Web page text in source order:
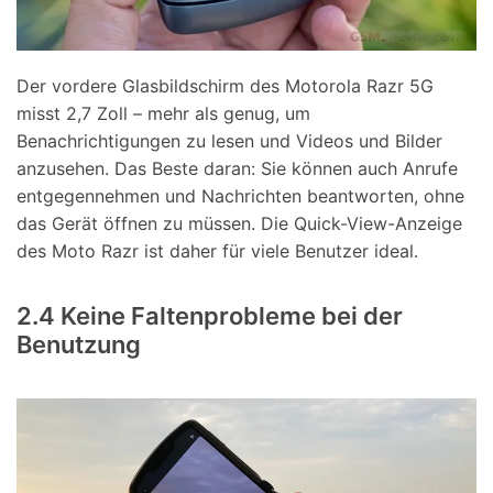
Der vordere Glasbildschirm des Motorola Razr 5G
misst 2,7 Zoll – mehr als genug, um
Benachrichtigungen zu lesen und Videos und Bilder
anzusehen. Das Beste daran: Sie können auch Anrufe
entgegennehmen und Nachrichten beantworten, ohne
das Gerät öffnen zu müssen. Die Quick-View-Anzeige
des Moto Razr ist daher für viele Benutzer ideal.
2.4 Keine Faltenprobleme bei der
Benutzung